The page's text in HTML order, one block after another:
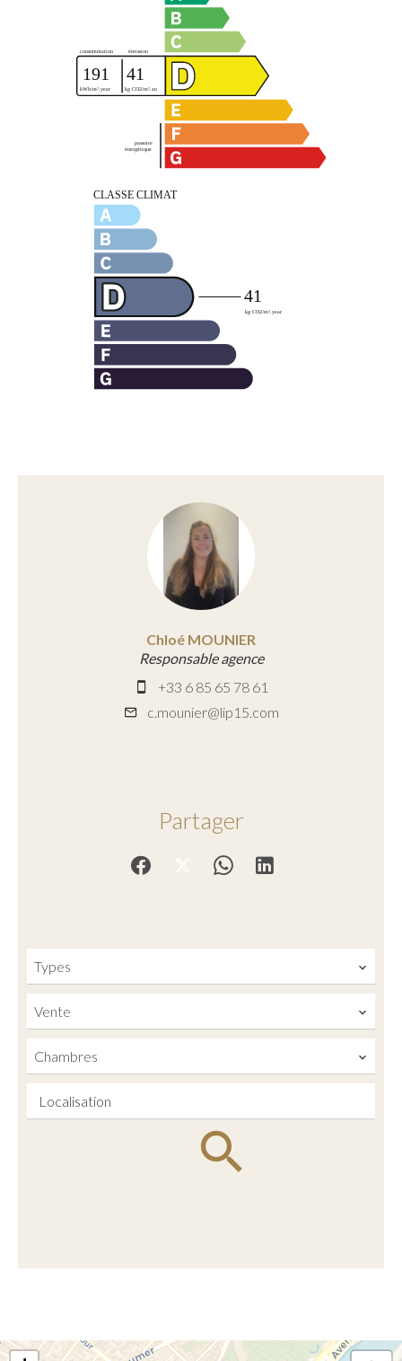
Chloé MOUNIER
Responsable agence
+33 6 85 65 78 61
c.mounier@lip15.com
Partager
Types
Vente
Chambres
Localisation